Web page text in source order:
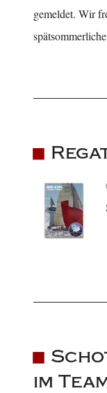
gemeldet. Wir
im